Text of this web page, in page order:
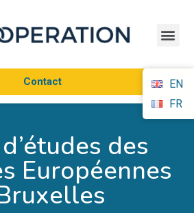
Contact
EN
FR
des
Européennes